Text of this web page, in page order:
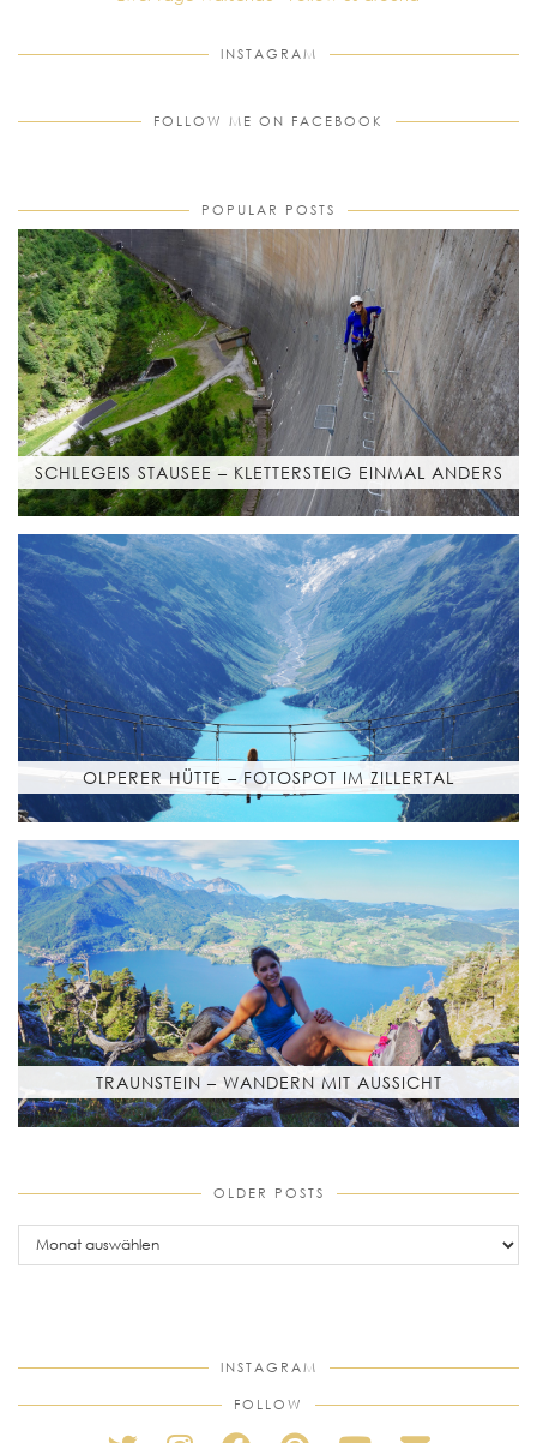
INSTAGRAM
FOLLOW ME ON FACEBOOK
POPULAR POSTS
SCHLEGEIS STAUSEE – KLETTERSTEIG EINMAL ANDERS
OLPERER HÜTTE – FOTOSPOT IM ZILLERTAL
TRAUNSTEIN – WANDERN MIT AUSSICHT
OLDER POSTS
older
posts
INSTAGRAM
FOLLOW